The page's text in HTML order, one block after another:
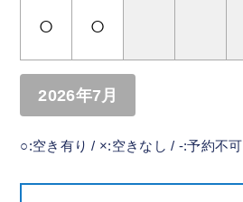
○ ○
2026年7月
○:空き有り / ×:空きなし / -:予約不可